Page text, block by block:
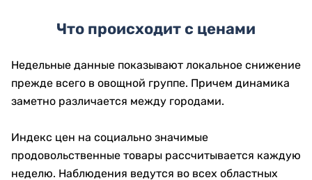
Что происходит с ценами
Недельные данные показывают локальное снижение
прежде всего в овощной группе. Причем динамика
заметно различается между городами.
Индекс цен на социально значимые
продовольственные товары рассчитывается каждую
неделю. Наблюдения ведутся во всех областных